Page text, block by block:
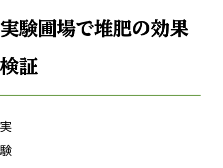
実験圃場で堆肥の効果
検証
実
験